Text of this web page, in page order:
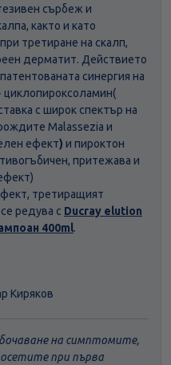
сърбеж и
както и като
третиране на скалп,
дерматит. Действието
синергия на
циклопироксоламин(
с широк спектър на
Malassezia и
ефект) и пироктон
притежава и
третиращият
редува с Ducray elution
400ml.
Киряков
на симптомите,
при първа